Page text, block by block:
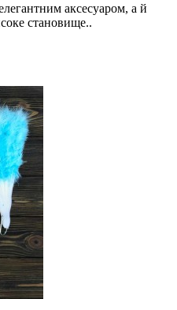
аксесуаром, а й
становище..